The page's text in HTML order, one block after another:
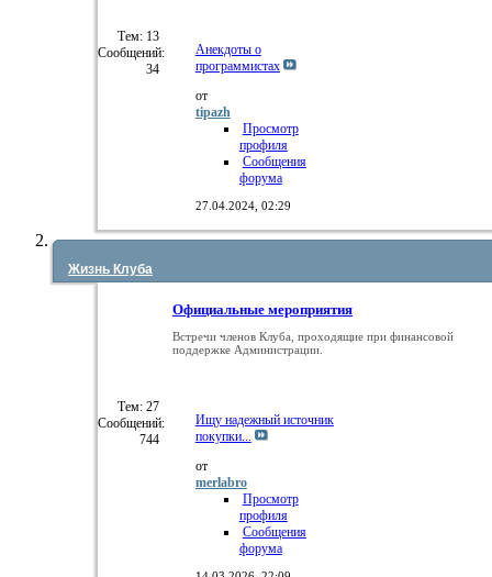
Тем: 13
Сообщений:
34
Анекдоты о
программистах
от
tipazh
Просмотр
профиля
Сообщения
форума
27.04.2024, 02:29
Жизнь Клуба
Официальные мероприятия
Встречи членов Клуба, проходящие при финансовой
поддержке Администрации.
Тем: 27
Сообщений:
744
Ищу надежный источник
покупки...
от
merlabro
Просмотр
профиля
Сообщения
форума